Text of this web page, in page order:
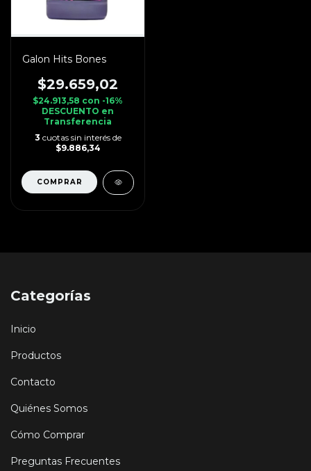
Galon Hits Bones
$29.659,02
$24.913,58 con -16%
DESCUENTO en
Transferencia
3 cuotas sin interés de
$9.886,34
Categorías
Inicio
Productos
Contacto
Quiénes Somos
Cómo Comprar
Preguntas Frecuentes